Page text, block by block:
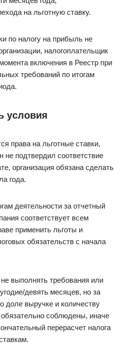
на льготную ставку.
по налогу на прибыль не
налогоплательщик
включения в Реестр при
требований по итогам
условия
права на льготные ставки,
не подтвердил соответствие
организация обязана сделать
года.
деятельности за отчетный
соответствует всем
применить льготы и
обязательств с начала
выполнять требования или
девять месяцев, но за
доле выручке и количеству
соблюдены, иначе
перерасчет налога